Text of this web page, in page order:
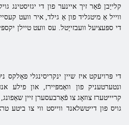
קלייַבן פֿאַר זיך איינער פון די יגזיסטינג
ווייל אַ מיטגליד פון אַ גילד, איר וועט
די ספּעציעל וועבזייַטל. עס וועט טיילן
די פּרויעקט איז שיין ינקריסינגלי פאָלקס
ונטערטעניק פון וואַמפּיירז, און פילע
קריייטערז צוזאָג צו פֿאַרבעסערן זיין שאַפונג,
גויס פון דייטשלאנד ווייסט ווי צו ביטע